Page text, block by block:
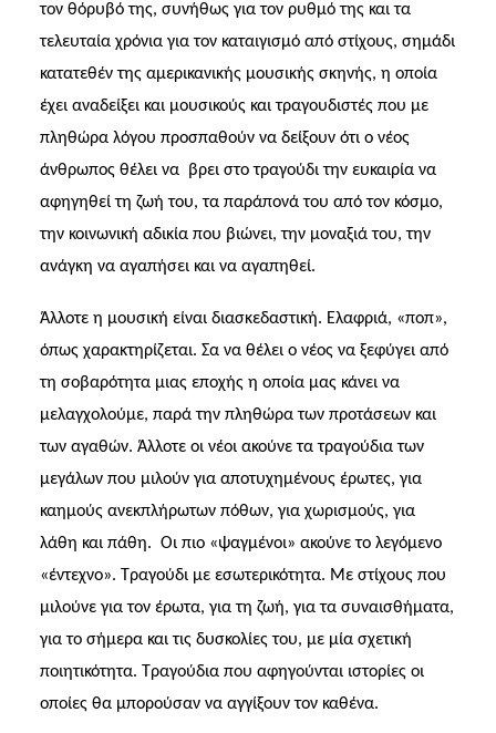
τον θόρυβό της, συνήθως για τον ρυθμό της και τα
τελευταία χρόνια για τον καταιγισμό από στίχους, σημάδι
κατατεθέν της αμερικανικής μουσικής σκηνής, η οποία
έχει αναδείξει και μουσικούς και τραγουδιστές που με
πληθώρα λόγου προσπαθούν να δείξουν ότι ο νέος
άνθρωπος θέλει να βρει στο τραγούδι την ευκαιρία να
αφηγηθεί τη ζωή του, τα παράπονά του από τον κόσμο,
την κοινωνική αδικία που βιώνει, την μοναξιά του, την
ανάγκη να αγαπήσει και να αγαπηθεί.
Άλλοτε η μουσική είναι διασκεδαστική. Ελαφριά, «ποπ»,
όπως χαρακτηρίζεται. Σα να θέλει ο νέος να ξεφύγει από
τη σοβαρότητα μιας εποχής η οποία μας κάνει να
μελαγχολούμε, παρά την πληθώρα των προτάσεων και
των αγαθών. Άλλοτε οι νέοι ακούνε τα τραγούδια των
μεγάλων που μιλούν για αποτυχημένους έρωτες, για
καημούς ανεκπλήρωτων πόθων, για χωρισμούς, για
λάθη και πάθη. Οι πιο «ψαγμένοι» ακούνε το λεγόμενο
«έντεχνο». Τραγούδι με εσωτερικότητα. Με στίχους που
μιλούνε για τον έρωτα, για τη ζωή, για τα συναισθήματα,
για το σήμερα και τις δυσκολίες του, με μία σχετική
ποιητικότητα. Τραγούδια που αφηγούνται ιστορίες οι
οποίες θα μπορούσαν να αγγίξουν τον καθένα.